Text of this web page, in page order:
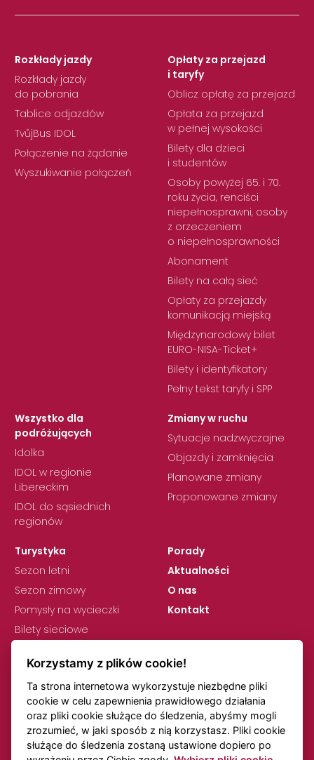
Rozkłady jazdy
Rozkłady jazdy
do pobrania
Tablice odjazdów
TvůjBus IDOL
Połączenie na żądanie
Wyszukiwanie połączeń
Opłaty za przejazd
i taryfy
Oblicz opłatę za przejazd
Opłata za przejazd
w pełnej wysokości
Bilety dla dzieci
i studentów
Osoby powyżej 65. i 70.
roku życia, renciści
niepełnosprawni, osoby
z orzeczeniem
o niepełnosprawności
Abonament
Bilety na całą sieć
Opłaty za przejazdy
komunikacją miejską
Międzynarodowy bilet
EURO-NISA-Ticket+
Bilety i identyfikatory
Pełny tekst taryfy i SPP
Wszystko dla
podróżujących
Idolka
IDOL w regionie
Libereckim
IDOL do sąsiednich
regionów
Zmiany w ruchu
Sytuacje nadzwyczajne
Objazdy i zamknięcia
Planowane zmiany
Proponowane zmiany
Turystyka
Sezon letni
Sezon zimowy
Pomysły na wycieczki
Bilety sieciowe
Porady
Aktualności
O nas
Kontakt
RODO
Ustawienia plików cookie
Uwagi dotyczące rozkładów jazdy
Transport online
Korzystamy z plików cookie!
Ta strona internetowa wykorzystuje niezbędne pliki
cookie w celu zapewnienia prawidłowego działania
oraz pliki cookie służące do śledzenia, abyśmy mogli
zrozumieć, w jaki sposób z nią korzystasz. Pliki cookie
służące do śledzenia zostaną ustawione dopiero po